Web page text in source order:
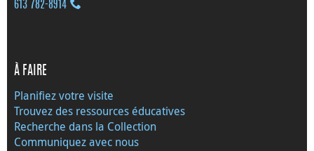
613 782‑8914
À FAIRE
Planifiez votre visite
Trouvez des ressources éducatives
Recherche dans la Collection
Communiquez avec nous